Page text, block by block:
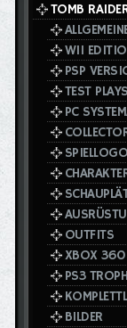
TOMB
WII
PSP
TEST
PC
SPIELLOGO
OUTFITS
XBOX 360
PS3
BILDER